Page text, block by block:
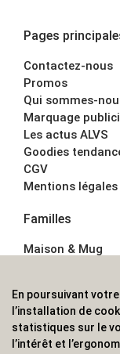
Pages
Contactez-nous
Promos
Qui sommes-
Marquage
Les actus ALVS
Goodies
CGV
Mentions légales
Familles
Maison & Mug
Écriture
Bagagerie sacs
En poursuivant
l’installation de
statistiques sur le
l’intérêt et